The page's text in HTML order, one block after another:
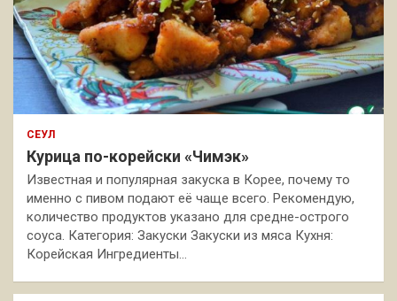
СЕУЛ
Курица по-корейски «Чимэк»
Известная и популярная закуска в Корее, почему то
именно с пивом подают её чаще всего. Рекомендую,
количество продуктов указано для средне-острого
соуса. Категория: Закуски Закуски из мяса Кухня:
Корейская Ингредиенты…